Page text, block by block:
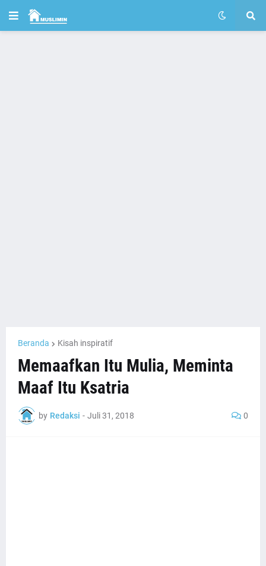
Beranda Kisah inspiratif
Memaafkan Itu Mulia, Meminta
Maaf Itu Ksatria
by Redaksi - Juli 31, 2018 0